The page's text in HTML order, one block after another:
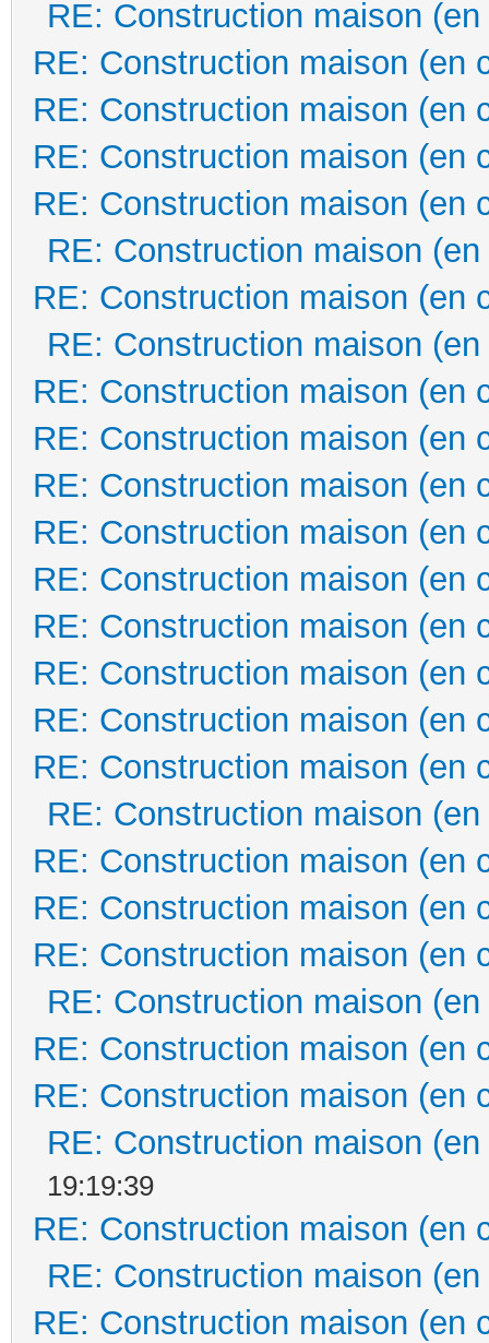
RE: Construction maison
RE: Construction maison (en
RE: Construction maison (en
RE: Construction maison (en
RE: Construction maison (en
RE: Construction maison
RE: Construction maison (en
RE: Construction maison
RE: Construction maison (en
RE: Construction maison (en
RE: Construction maison (en
RE: Construction maison (en
RE: Construction maison (en
RE: Construction maison (en
RE: Construction maison (en
RE: Construction maison (en
RE: Construction maison (en
RE: Construction maison
RE: Construction maison (en
RE: Construction maison (en
RE: Construction maison (en
RE: Construction maison
RE: Construction maison (en
RE: Construction maison (en
RE: Construction maison
19:19:39
RE: Construction maison (en
RE: Construction maison
RE: Construction maison (en